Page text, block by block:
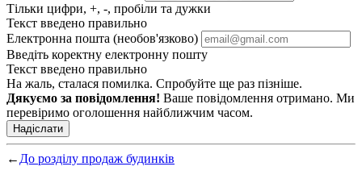
Тільки цифри, +, -, пробіли та дужки
Текст введено правильно
Електронна пошта (необов'язково)
Введіть коректну електронну пошту
Текст введено правильно
На жаль, сталася помилка. Спробуйте ще раз пізніше.
Дякуємо за повідомлення! Ваше повідомлення отримано. Ми
перевіримо оголошення найближчим часом.
Надіслати
← До розділу продаж будинків